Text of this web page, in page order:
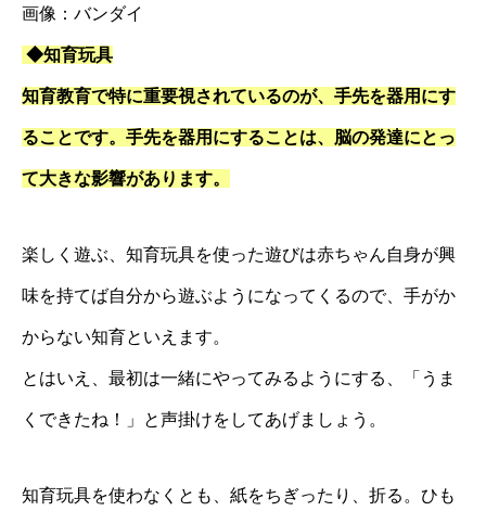
画像： バンダイ
◆知育玩具
知育教育で特に重要視されているのが、手先を器用にす
ることです。手先を器用にすることは、脳の発達にとっ
て大きな影響があります。
楽しく遊ぶ、知育玩具を使った遊びは赤ちゃん自身が興
味を持てば自分から遊ぶようになってくるので、手がか
からない知育といえます。
とはいえ、最初は一緒にやってみるようにする、「うま
くできたね！」と声掛けをしてあげましょう。
知育玩具を使わなくとも、紙をちぎったり、折る。ひも